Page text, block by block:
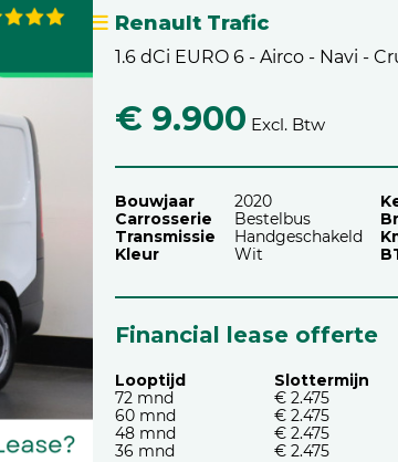
Renault Trafic
1.6 dCi EURO 6 - Airco - Navi -
€ 9.900 Excl. Btw
Bouwjaar
2020
Carrosserie
Bestelbus
Transmissie
Handgeschakeld
Kleur
Wit
Financial lease offerte
Looptijd
72 mnd
60 mnd
48 mnd
36 mnd
Slottermijn
€ 2.475
€ 2.475
€ 2.475
€ 2.475